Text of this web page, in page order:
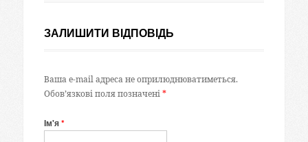
ЗАЛИШИТИ ВІДПОВІДЬ
Ваша e-mail адреса не оприлюднюватиметься.
Обов’язкові поля позначені*
Ім'я*